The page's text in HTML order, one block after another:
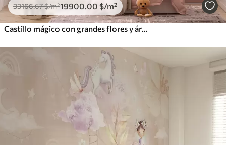
33166.67$/m²19900 .00 $/m²